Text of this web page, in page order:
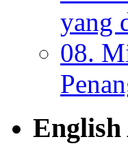
yang
08.